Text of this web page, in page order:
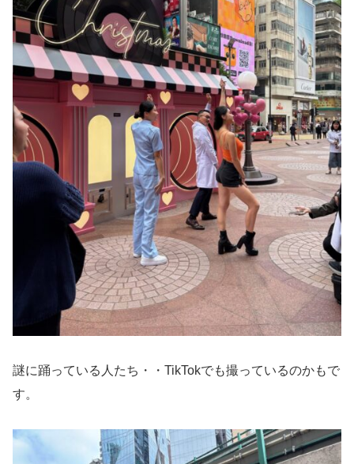
謎に踊っている人たち・・TikTokでも撮っているのかもで
す。